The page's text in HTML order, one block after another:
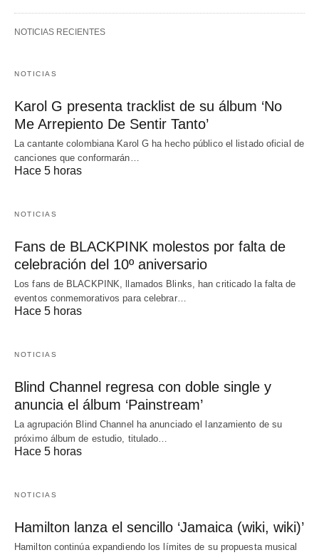
NOTICIAS RECIENTES
NOTICIAS
Karol G presenta tracklist de su álbum ‘No
Me Arrepiento De Sentir Tanto’
La cantante colombiana Karol G ha hecho público el listado oficial de
canciones que conformarán…
Hace 5 horas
NOTICIAS
Fans de BLACKPINK molestos por falta de
celebración del 10º aniversario
Los fans de BLACKPINK, llamados Blinks, han criticado la falta de
eventos conmemorativos para celebrar…
Hace 5 horas
NOTICIAS
Blind Channel regresa con doble single y
anuncia el álbum ‘Painstream’
La agrupación Blind Channel ha anunciado el lanzamiento de su
próximo álbum de estudio, titulado…
Hace 5 horas
NOTICIAS
Hamilton lanza el sencillo ‘Jamaica (wiki, wiki)’
Hamilton continúa expandiendo los límites de su propuesta musical